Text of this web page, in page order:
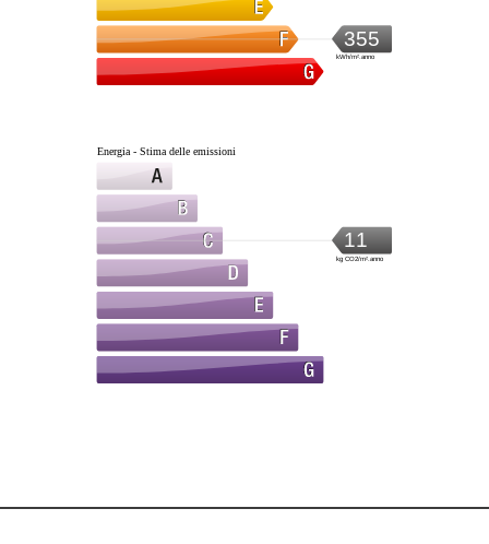
355
kWh/m².anno
Energia - Stima delle emissioni
11
kg CO2/m².anno